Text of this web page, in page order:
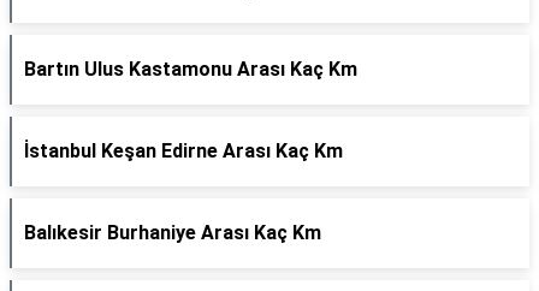
Bartın Ulus Kastamonu Arası Kaç Km
İstanbul Keşan Edirne Arası Kaç Km
Balıkesir Burhaniye Arası Kaç Km